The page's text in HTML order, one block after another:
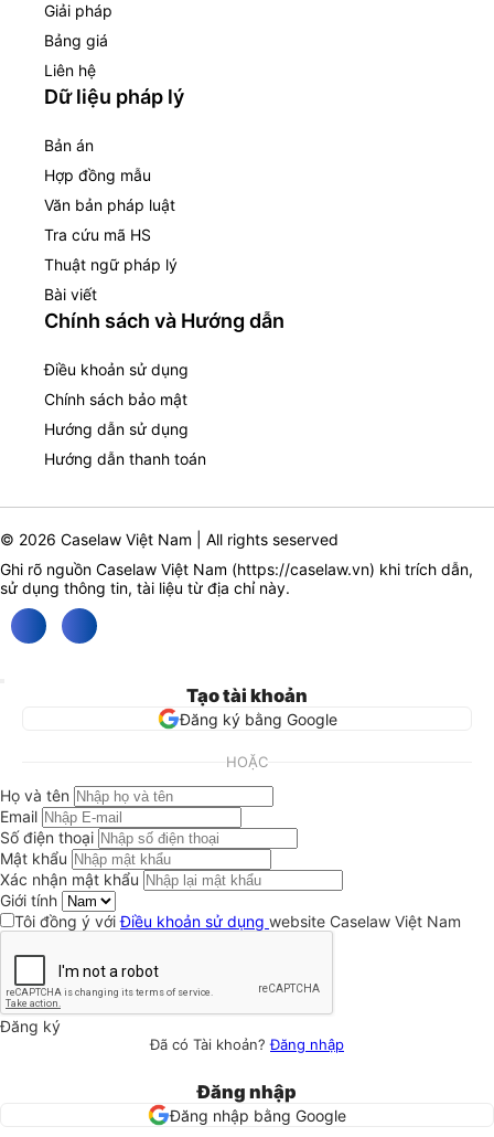
Giải pháp
Bảng giá
Liên hệ
Dữ liệu pháp lý
Bản án
Hợp đồng mẫu
Văn bản pháp luật
Tra cứu mã HS
Thuật ngữ pháp lý
Bài viết
Chính sách và Hướng dẫn
Điều khoản sử dụng
Chính sách bảo mật
Hướng dẫn sử dụng
Hướng dẫn thanh toán
© 2026 Caselaw Việt Nam | All rights seserved
Ghi rõ nguồn Caselaw Việt Nam (https://caselaw.vn) khi trích dẫn,
sử dụng thông tin, tài liệu từ địa chỉ này.
Tạo tài khoản
Đăng ký bằng Google
HOẶC
Họ và tên
Email
Số điện thoại
Mật khẩu
Xác nhận mật khẩu
Giới tính
Tôi đồng ý vớiĐiều khoản sử dụng website Caselaw Việt Nam
Đăng ký
Đã có Tài khoản?Đăng nhập
Đăng nhập
Đăng nhập bằng Google